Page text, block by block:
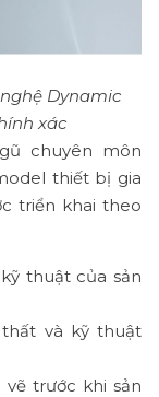
Dynamic
xác
chuyên môn
thiết bị gia
triển khai theo
thuật của sản
và kỹ thuật
trước khi sản